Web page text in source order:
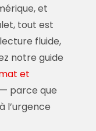
et
tout est
fluide,
notre guide
et
parce que
l’urgence